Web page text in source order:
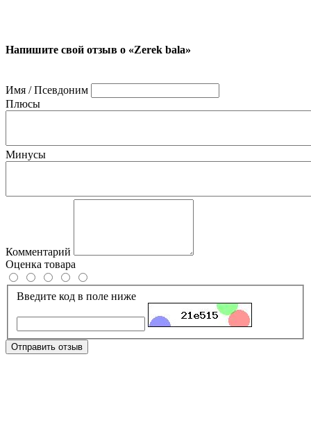
Напишите свой отзыв о «Zerek bala»
Имя / Псевдоним
Плюсы
Минусы
Комментарий
Оценка товара
Введите код в поле ниже
Отправить отзыв